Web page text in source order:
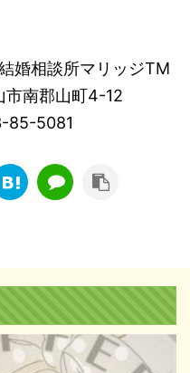
婚相談所マリッジTM
市南郡山町4-12
85-5081